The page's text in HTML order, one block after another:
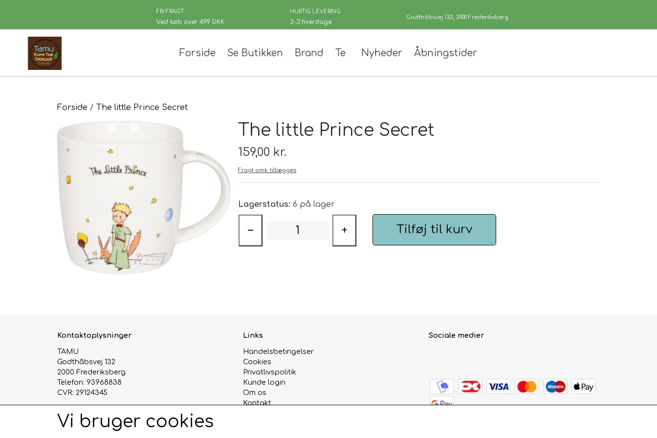
FRI FRAGT
Ved køb over 499 DKK
HURTIG LEVERING
2-3 hverdage
Godthåbsvej 132, 2000 Frederiksberg
Forside Se Butikken Brand Te
Kusmi Te
Grøn Hvid Te
Hvid Te
Rooibush
Urte & Frugt teer
Husets Teblandinger
Nyheder Åbningstider
Forside The little Prince Secret
The little Prince Secret
159,00 kr.
Fragt omk. tillægges
Lagerstatus: 6 på lager
− + Tilføj til kurv
Kontaktoplysninger
TAMU
Godthåbsvej 132
2000 Frederiksberg
Telefon: 93968838
CVR: 29124345
Links
Handelsbetingelser
Cookies
Privatlivspolitik
Kunde login
Om os
Kontakt
Sociale medier
Vi bruger cookies